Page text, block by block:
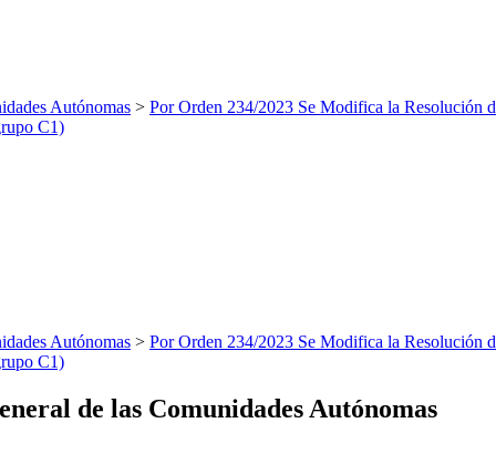
Autónomas > Por Orden 234/2023 Se Modifica la Resolución
C1)
Autónomas > Por Orden 234/2023 Se Modifica la Resolución
C1)
de las Comunidades Autónomas